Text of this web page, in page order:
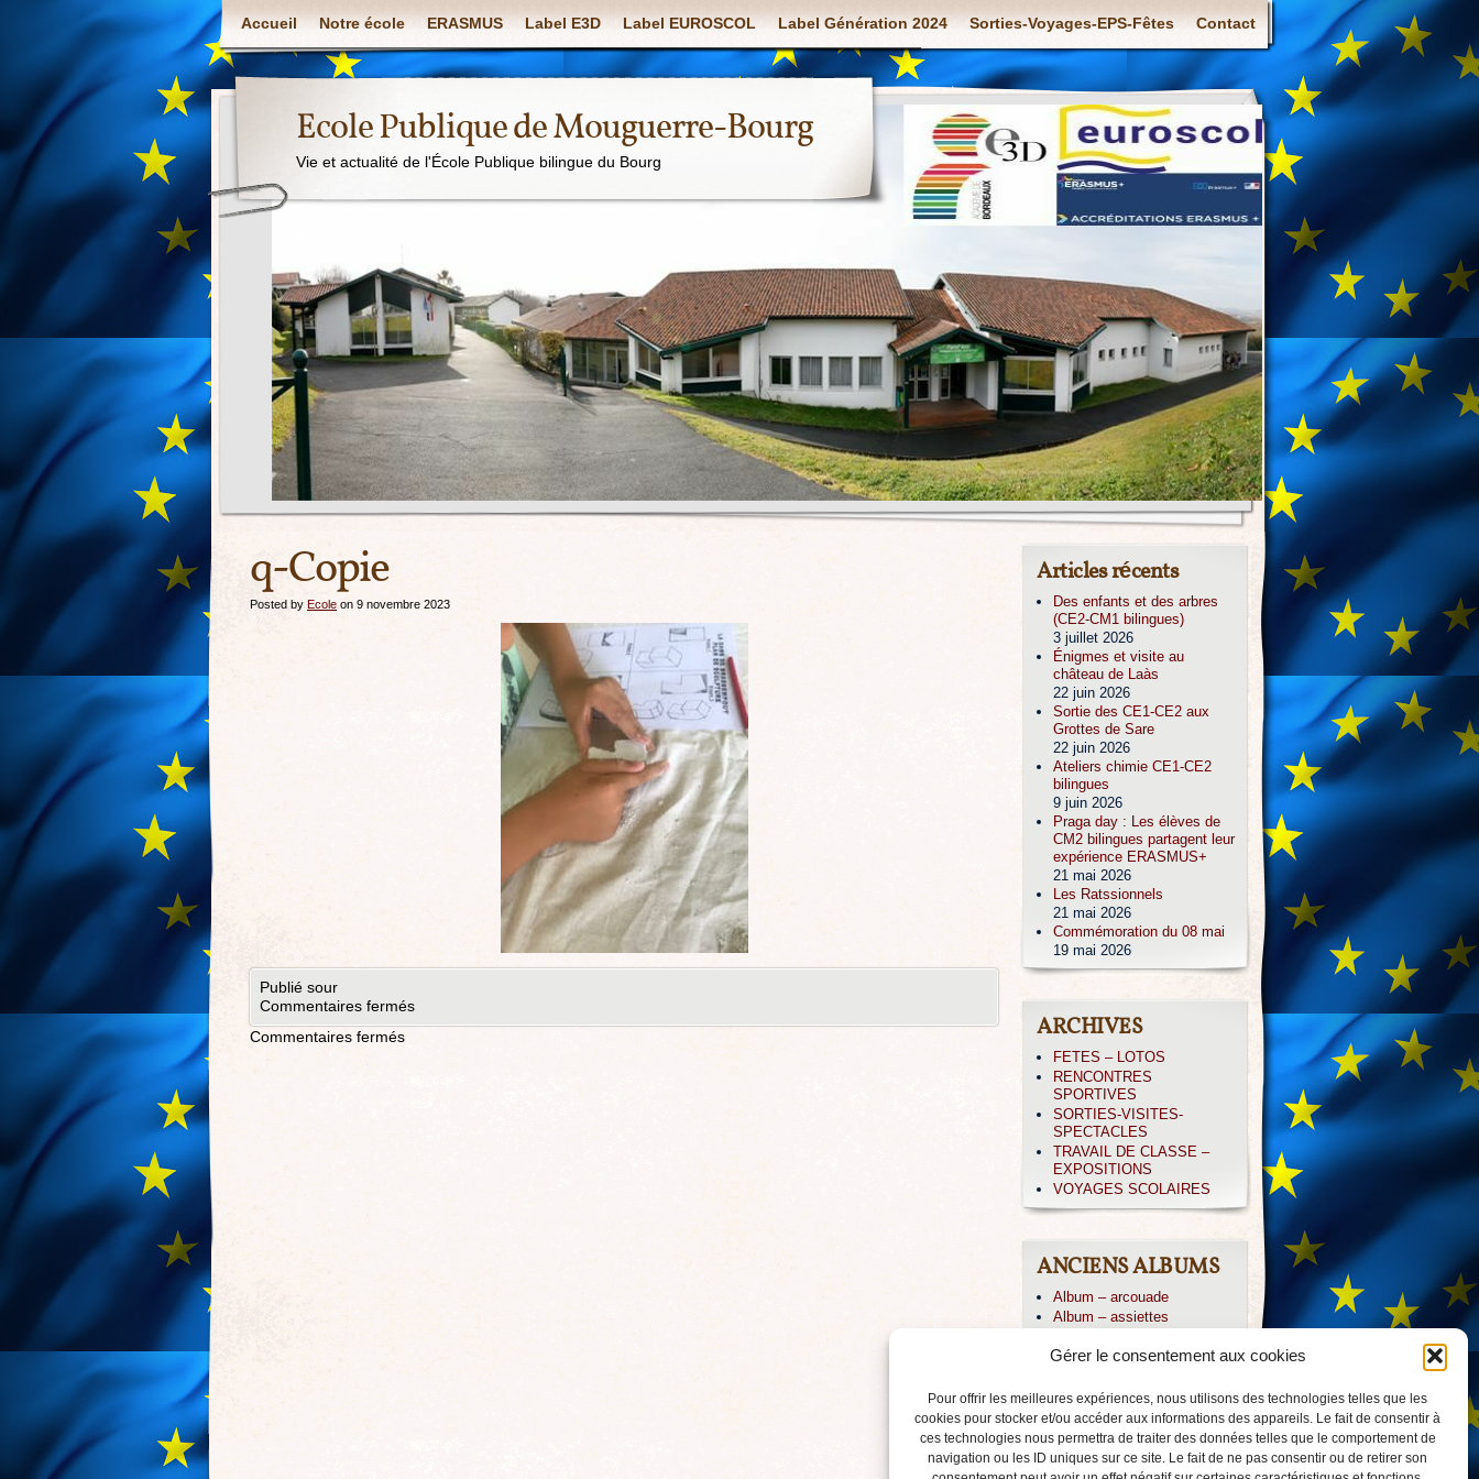
Gérer le consentement aux cookies
Pour offrir les meilleures expériences, nous utilisons des technologies telles que les
cookies pour stocker et/ou accéder aux informations des appareils. Le fait de consentir à
ces technologies nous permettra de traiter des données telles que le comportement de
navigation ou les ID uniques sur ce site. Le fait de ne pas consentir ou de retirer son
Accueil Notre école ERASMUS Label E3D Label EUROSCOL Label Génération 2024 Sorties-Voyages-EPS-Fêtes Contact
Ecole Publique de Mouguerre-Bourg
Vie et actualité de l'École Publique bilingue du Bourg
q-Copie
Posted by Ecole on 9 novembre 2023
Publié sour
Commentaires fermés
Commentaires fermés
Articles récents
Des enfants et des arbres
(CE2-CM1 bilingues)
3 juillet 2026
Énigmes et visite au
château de Laàs
22 juin 2026
Sortie des CE1-CE2 aux
Grottes de Sare
22 juin 2026
Ateliers chimie CE1-CE2
bilingues
9 juin 2026
Praga day : Les élèves de
CM2 bilingues partagent leur
expérience ERASMUS+
21 mai 2026
Les Ratssionnels
21 mai 2026
Commémoration du 08 mai
19 mai 2026
ARCHIVES
FETES – LOTOS
RENCONTRES
SPORTIVES
SORTIES-VISITES-
SPECTACLES
TRAVAIL DE CLASSE –
EXPOSITIONS
VOYAGES SCOLAIRES
ANCIENS ALBUMS
Album – arcouade
Album – assiettes
Album – CP IRISSARY
Album – Icare
Album – irissarry
Album – jpierre
Album – PAYOLLE 04/013
Album – voile-CM2